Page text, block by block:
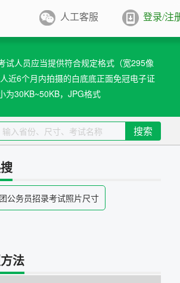
统
纸，
业证
人工客服 登录/注
试人员应当提供符合规定格式（宽295像
近6个月内拍摄的白底底正面免冠电子证
为30KB~50KB，JPG格式
搜索
公务员招录考试照片尺寸
法